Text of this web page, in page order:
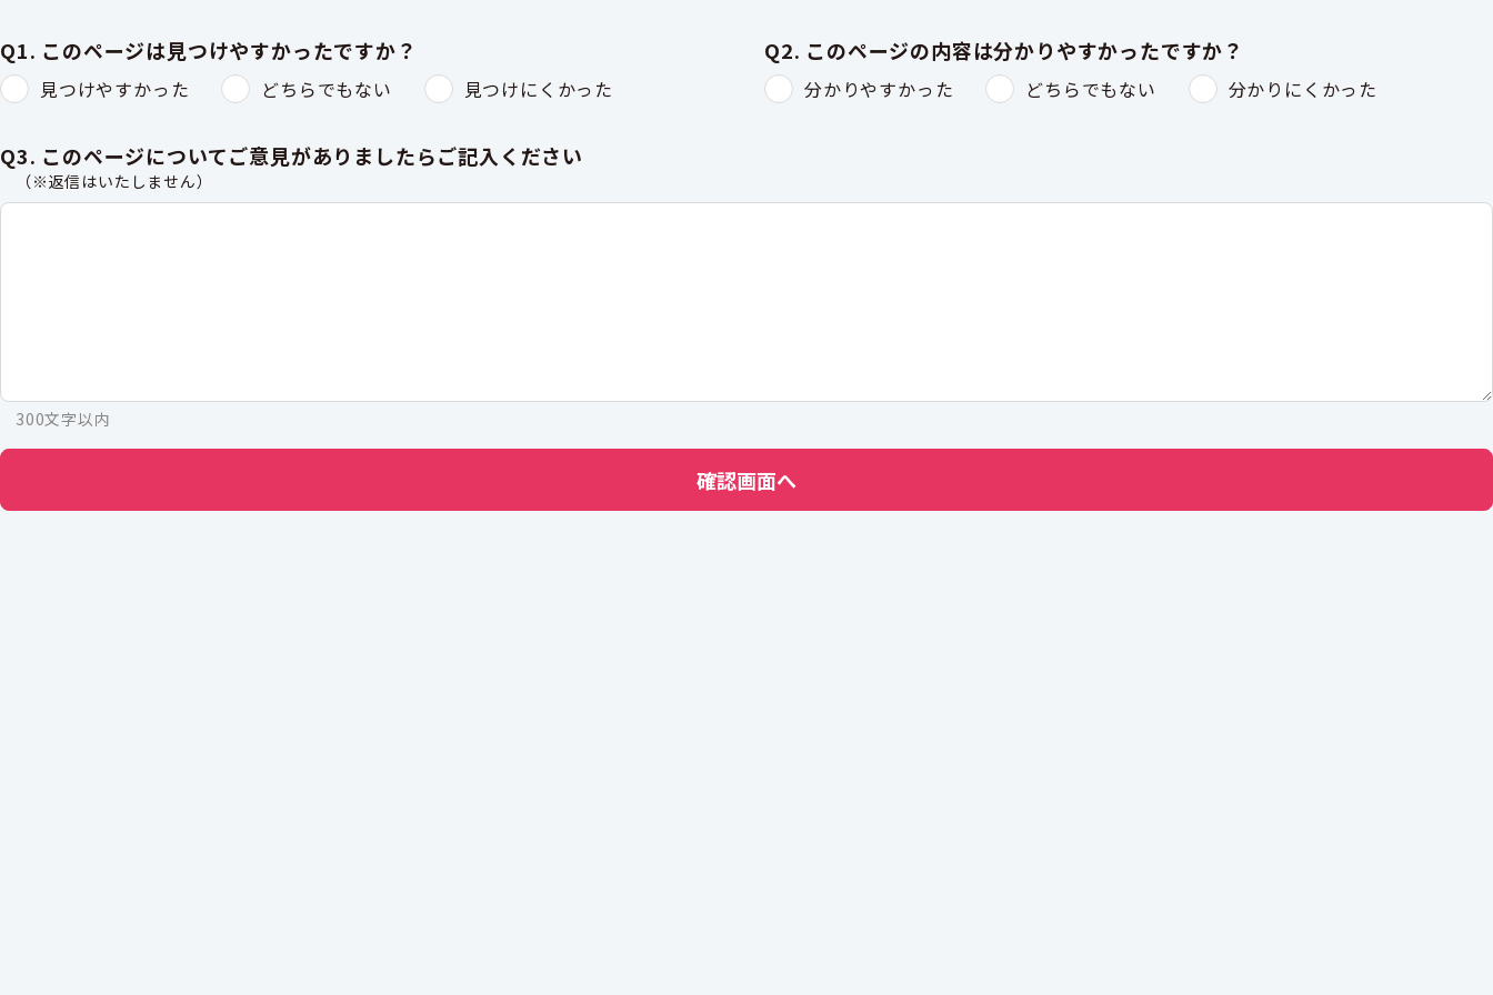
Q1. このページは見つけやすかったですか？
見つけやすかった どちらでもない 見つけにくかった
Q2. このページの内容は分かりやすかったですか？
分かりやすかった どちらでもない 分かりにくかった
Q3. このページについてご意見がありましたらご記入ください
（※返信はいたしません）
300文字以内